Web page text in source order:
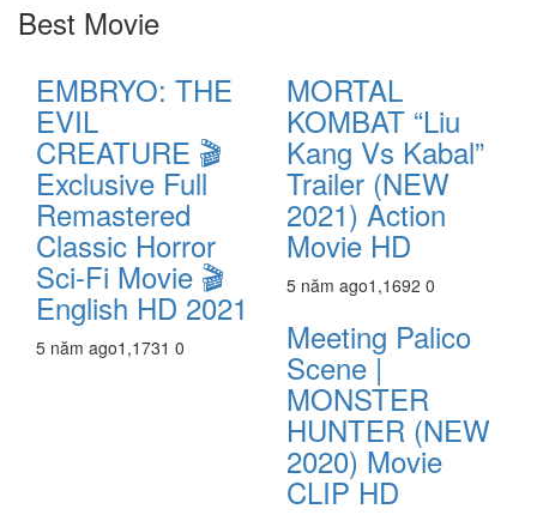
Best Movie
EMBRYO: THE
EVIL
CREATURE 🎬
Exclusive Full
Remastered
Classic Horror
Sci-Fi Movie 🎬
English HD 2021
5 năm ago1,1731 0
MORTAL
KOMBAT “Liu
Kang Vs Kabal”
Trailer (NEW
2021) Action
Movie HD
5 năm ago1,1692 0
Meeting Palico
Scene |
MONSTER
HUNTER (NEW
2020) Movie
CLIP HD